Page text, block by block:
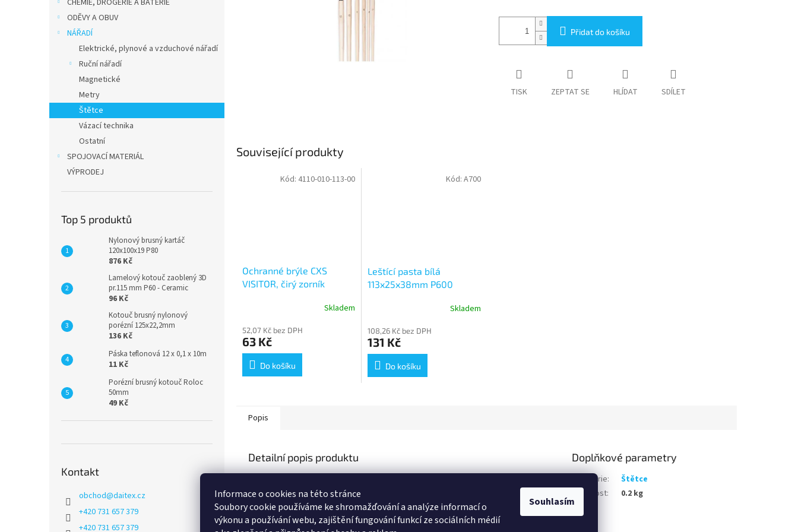
Informace o cookies na této stránce
Soubory cookie používáme ke shromažďování a analýze informací o
výkonu a používání webu, zajištění fungování funkcí ze sociálních médií
Souhlasím
ODĚVY A OBUV
NÁŘADÍ
Elektrické, plynové a vzduchové nářadí
Ruční nářadí
Magnetické
Metry
Štětce
Vázací technika
Ostatní
SPOJOVACÍ MATERIÁL
VÝPRODEJ
Top 5 produktů
Nylonový brusný kartáč
120x100x19 P80
876 Kč
Lamelový kotouč zaoblený 3D
pr.115 mm P60 - Ceramic
96 Kč
Kotouč brusný nylonový
porézní 125x22,2mm
136 Kč
Páska teflonová 12 x 0,1 x 10m
11 Kč
Porézní brusný kotouč Roloc
50mm
49 Kč
Kontakt
obchod@daitex.cz
+420 731 657 379
+420 731 657 379
Přidat do košíku
TISK ZEPTAT SE HLÍDAT SDÍLET
Související produkty
Ochranné brýle CXS
VISITOR, čirý zorník
Skladem
52,07 Kč bez DPH
63 Kč
Do košíku
Kód: 4110-010-113-00
Leštící pasta bílá
113x25x38mm P600
Skladem
108,26 Kč bez DPH
131 Kč
Do košíku
Kód: A700
Popis
Detailní popis produktu Doplňkové parametry
Kategorie:
Štětce
Hmotnost: 0.2 kg